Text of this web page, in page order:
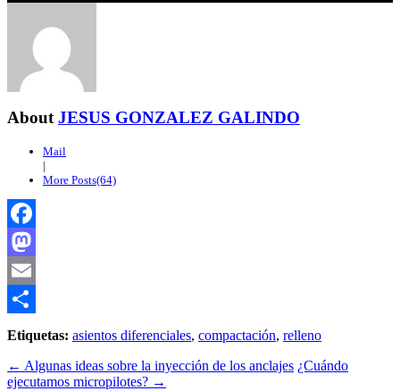
AboutJESUS GONZALEZ GALINDO
Mail
|
More Posts(64)
Facebook
Mastodon
Email
Compartir
Etiquetas: asientos diferenciales, compactación, relleno
← Algunas ideas sobre la inyección de los anclajes ¿Cuándo
ejecutamos micropilotes? →